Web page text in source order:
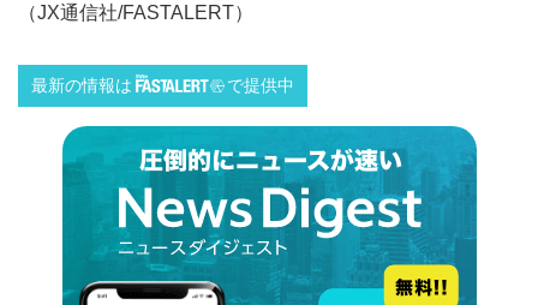
（JX通信社/FASTALERT）
最新の情報は で提供中